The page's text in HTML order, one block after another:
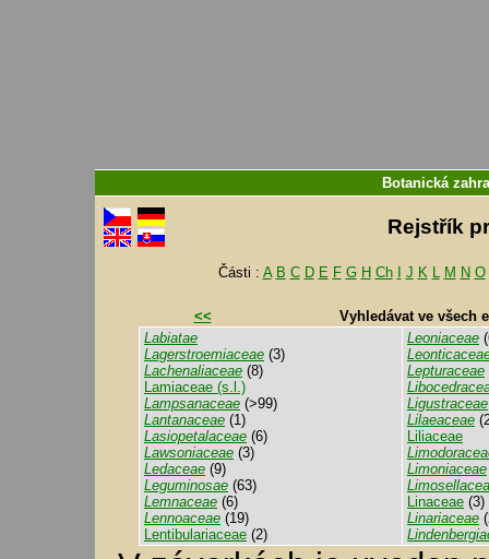
Botanická
Rejstřík
Části : A B C D E F G H Ch J K L M N O
<<
Vyhledávat ve všech
Labiatae
Lagerstroemiaceae (3)
Lachenaliaceae (8)
Lamiaceae (s.l.)
Lampsanaceae (>99)
Lantanaceae (1)
Lasiopetalaceae (6)
Lawsoniaceae (3)
Ledaceae (9)
Leguminosae (63)
Lemnaceae (6)
Lennoaceae (19)
Lentibulariaceae (2)
Leoniaceae
Lepturaceae
Ligustraceae
Lilaeaceae
Liliaceae
Limoniaceae
Linaceae (3)
Linariaceae